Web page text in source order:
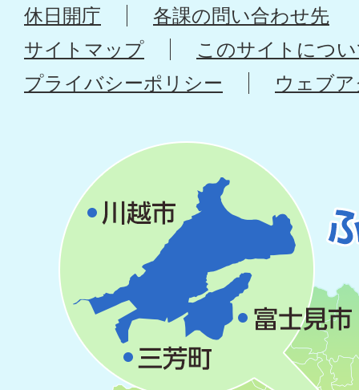
休日開庁
各課の問い合わせ先
サイトマップ
このサイトにつ
プライバシーポリシー
ウェブ